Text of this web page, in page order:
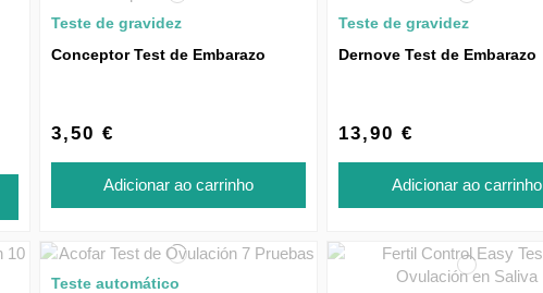
Teste de gravidez
Conceptor Test de Embarazo
3,50 €
Adicionar ao carrinho
Teste de gravidez
Dernove Test de Embarazo
13,90 €
Adicionar ao carrinho
Teste automático